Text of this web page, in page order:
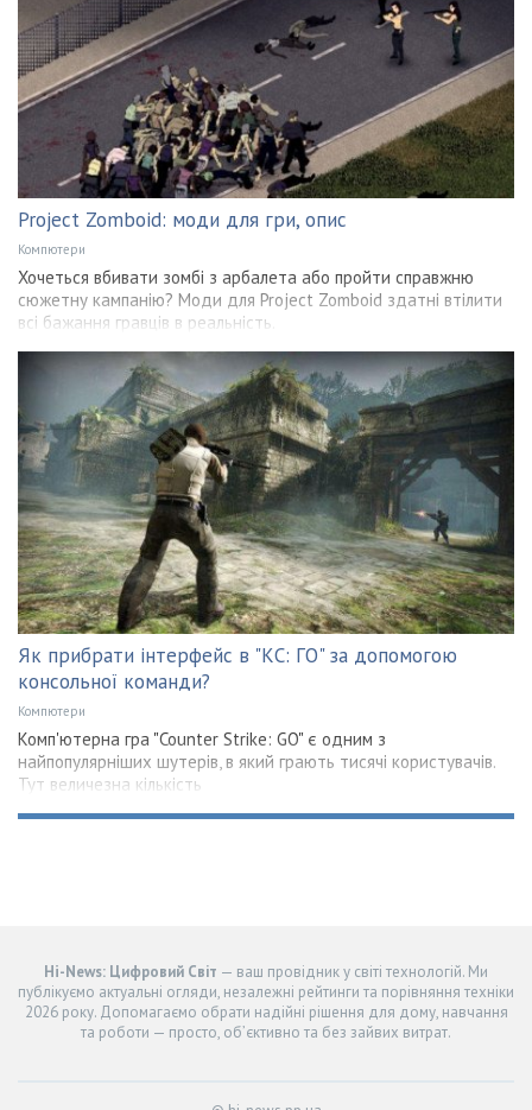
Project Zomboid: моди для гри, опис
Компютери
Хочеться вбивати зомбі з арбалета або пройти справжню
сюжетну кампанію? Моди для Project Zomboid здатні втілити
всі бажання гравців в реальність.
Як прибрати інтерфейс в "КС: ГО" за допомогою
консольної команди?
Компютери
Комп'ютерна гра "Counter Strike: GO" є одним з
найпопулярніших шутерів, в який грають тисячі користувачів.
Тут величезна кількість
Hi-News: Цифровий Світ — ваш провідник у світі технологій. Ми
публікуємо актуальні огляди, незалежні рейтинги та порівняння техніки
2026 року. Допомагаємо обрати надійні рішення для дому, навчання
та роботи — просто, об’єктивно та без зайвих витрат.